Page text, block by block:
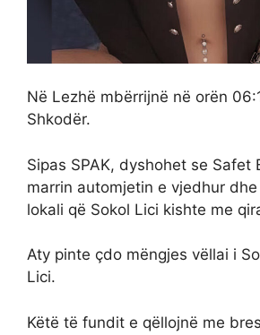
Në Lezhë mbërrijnë në orën
Shkodër.
Sipas SPAK, dyshohet se Safet
marrin automjetin e vjedhur
lokali që Sokol Lici kishte me
Aty pinte çdo mëngjes vëllai i
Lici.
Këtë të fundit e qëllojnë me